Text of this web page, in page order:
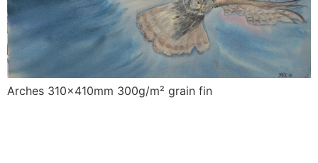
Arches 310x410mm 300g/m² grain fin